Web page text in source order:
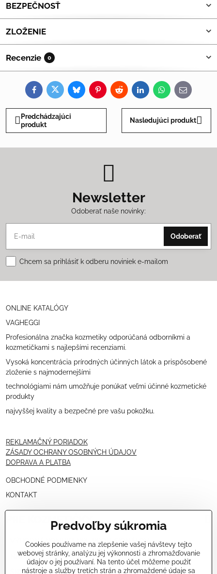
BEZPEČNOSŤ
ZLOŽENIE
Recenzie 0
FacebookTwitterBlueskyPinterestRedditLinkedInWhatsApp
E-
mail
Predchádzajúci
produkt
Nasledujúci produkt
Newsletter
Odoberať naše novinky:
Odoberať
Chcem sa prihlásiť k odberu noviniek e-mailom
ONLINE KATALÓGY
VAGHEGGI
Profesionálna značka kozmetiky odporúčaná odborníkmi a
kozmetičkami s najlepšími recenziami.
Vysoká koncentrácia prírodných účinných látok a prispôsobené
zloženie s najmodernejšími
technológiami nám umožňuje ponúkať veľmi účinné kozmetické
produkty
najvyššej kvality a bezpečné pre vašu pokožku.
REKLAMAČNÝ PORIADOK
ZÁSADY OCHRANY OSOBNÝCH ÚDAJOV
DOPRAVA A PLATBA
OBCHODNÉ PODMIENKY
KONTAKT
PRE KOZMETIČKY
VÝHODNÁ PONUKA PRE PROFESIONÁLOV
NÁVODY OŠETRENÍ - VIDEÁ
ŠKOLENIE KOZMETIČIEK V TALIANSKU
Predvoľby súkromia
Cookies používame na zlepšenie vašej návštevy tejto
webovej stránky, analýzu jej výkonnosti a zhromažďovanie
údajov o jej používaní. Na tento účel môžeme použiť
nástroje a služby tretích strán a zhromaždené údaje sa